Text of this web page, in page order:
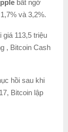
bất ngờ
và 3,2%.
113,5 triệu
, Bitcoin Cash
hồi sau khi
Bitcoin lập